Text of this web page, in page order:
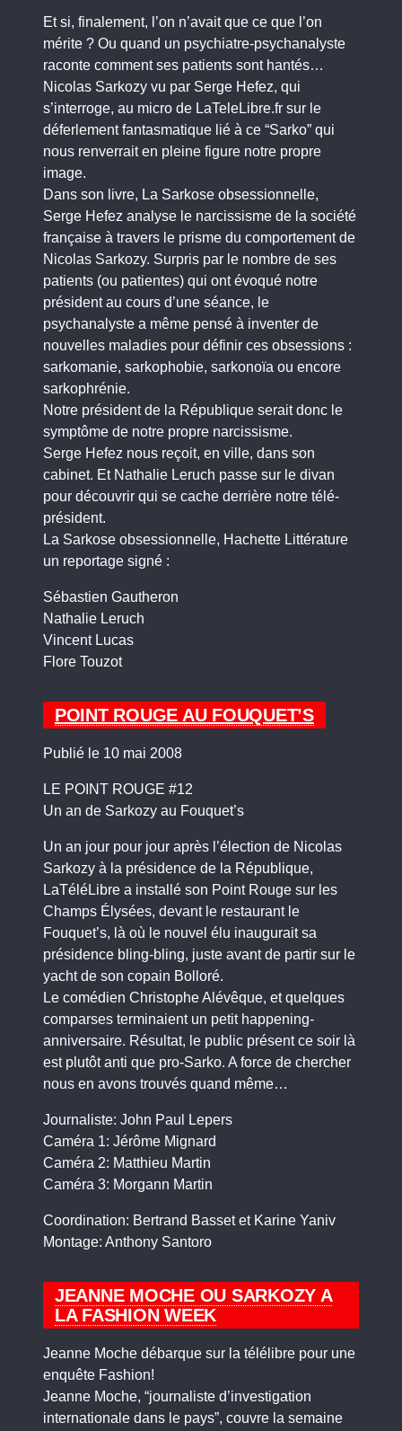
Et si, finalement, l’on n’avait que ce que l’on
mérite ? Ou quand un psychiatre-psychanalyste
raconte comment ses patients sont hantés…
Nicolas Sarkozy vu par Serge Hefez, qui
s’interroge, au micro de LaTeleLibre.fr sur le
déferlement fantasmatique lié à ce “Sarko” qui
nous renverrait en pleine figure notre propre
image.
Dans son livre, La Sarkose obsessionnelle,
Serge Hefez analyse le narcissisme de la société
française à travers le prisme du comportement de
Nicolas Sarkozy. Surpris par le nombre de ses
patients (ou patientes) qui ont évoqué notre
président au cours d’une séance, le
psychanalyste a même pensé à inventer de
nouvelles maladies pour définir ces obsessions :
sarkomanie, sarkophobie, sarkonoïa ou encore
sarkophrénie.
Notre président de la République serait donc le
symptôme de notre propre narcissisme.
Serge Hefez nous reçoit, en ville, dans son
cabinet. Et Nathalie Leruch passe sur le divan
pour découvrir qui se cache derrière notre télé-
président.
La Sarkose obsessionnelle, Hachette Littérature
un reportage signé :
Sébastien Gautheron
Nathalie Leruch
Vincent Lucas
Flore Touzot
POINT ROUGE AU FOUQUET’S
Publié le 10 mai 2008
LE POINT ROUGE #12
Un an de Sarkozy au Fouquet’s
Un an jour pour jour après l’élection de Nicolas
Sarkozy à la présidence de la République,
LaTéléLibre a installé son Point Rouge sur les
Champs Élysées, devant le restaurant le
Fouquet’s, là où le nouvel élu inaugurait sa
présidence bling-bling, juste avant de partir sur le
yacht de son copain Bolloré.
Le comédien Christophe Alévêque, et quelques
comparses terminaient un petit happening-
anniversaire. Résultat, le public présent ce soir là
est plutôt anti que pro-Sarko. A force de chercher
nous en avons trouvés quand même…
Journaliste: John Paul Lepers
Caméra 1: Jérôme Mignard
Caméra 2: Matthieu Martin
Caméra 3: Morgann Martin
Coordination: Bertrand Basset et Karine Yaniv
Montage: Anthony Santoro
JEANNE MOCHE OU SARKOZY A
LA FASHION WEEK
Jeanne Moche débarque sur la télélibre pour une
enquête Fashion!
Jeanne Moche, “journaliste d’investigation
internationale dans le pays”, couvre la semaine